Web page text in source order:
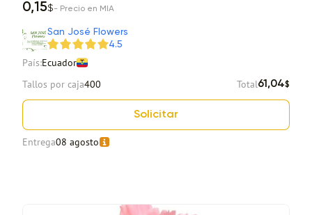
0,15$- Precio en MIA
San José Flowers
4.5
País:Ecuador
Tallos por caja400 Total61,04$
Solicitar
Entrega08 agosto